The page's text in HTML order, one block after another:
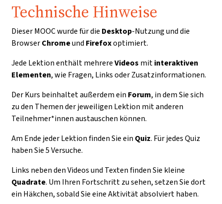
Technische Hinweise
Dieser MOOC wurde für die Desktop-Nutzung und die
BrowserChromeund Firefoxoptimiert.
Jede Lektion enthält mehrereVideos mitinteraktiven
Elementen, wie Fragen, Links oder Zusatzinformationen.
Der Kurs beinhaltet außerdem ein Forum, in dem Sie sich
zu den Themen der jeweiligen Lektion mit anderen
Teilnehmer*innen austauschen können.
Am Ende jeder Lektion finden Sie ein Quiz. Für jedes Quiz
haben Sie 5 Versuche.
Links neben den Videos und Texten finden Sie kleine
Quadrate. Um Ihren Fortschritt zu sehen, setzen Sie dort
ein Häkchen, sobald Sie eine Aktivität absolviert haben.